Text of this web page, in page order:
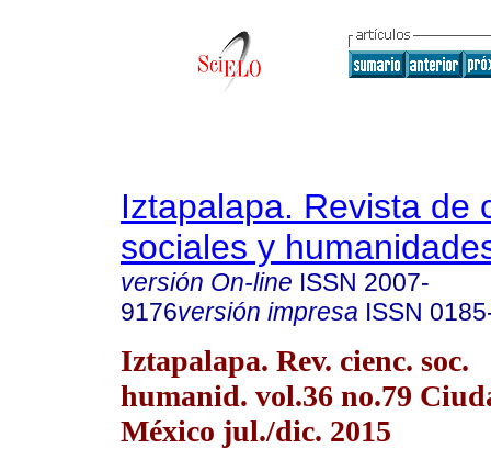
Iztapalapa. Revista de
sociales y
versión On-line ISSN 2007-
9176versión impresa ISSN
Iztapalapa. Rev. cienc. soc.
humanid. vol.36 no.79
México jul./dic. 2015